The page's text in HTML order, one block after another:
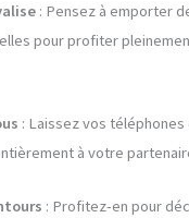
: Pensez à emporter
pour profiter
: Laissez vos
à votre
: Profitez-en pour